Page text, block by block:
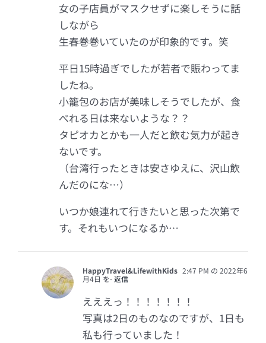
女の子店員がマスクせずに楽しそうに話
しながら
生春巻巻いていたのが印象的です。笑
平日15時過ぎでしたが若者で賑わってま
したね。
小籠包のお店が美味しそうでしたが、食
べれる日は来ないような？？
タピオカとかも一人だと飲む気力が起き
ないです。
（台湾行ったときは安さゆえに、沢山飲
んだのにな…）
いつか娘連れて行きたいと思った次第で
す。それもいつになるか…
HappyTravel&LifewithKids 2:47 PM の 2022年6
月4日 を- 返信
えええっ！！！！！！！
写真は2日のものなのですが、1日も
私も行っていました！